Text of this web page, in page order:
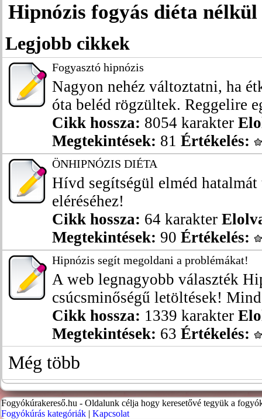
Hipnózis fogyás diéta
Legjobb cikkek
Fogyasztó hipnózis
Nagyon nehéz változtatni, ha
óta beléd rögzültek. Reggelire
Cikk hossza: 8054 karakter
Megtekintések: 81 Értékelés:
ÖNHIPNÓZIS DIÉTA
Hívd segítségül elméd
eléréséhez!
Cikk hossza: 64 karakter
Megtekintések: 90 Értékelés:
Hipnózis segít megoldani a problémákat!
A web legnagyobb választék
csúcsminőségű letöltések!
Cikk hossza: 1339 karakter
Megtekintések: 63 Értékelés:
Még több
Fogyókúrakereső.hu - Oldalunk célja hogy keresetővé tegyük a
Fogyókúrás kategóriák | Kapcsolat